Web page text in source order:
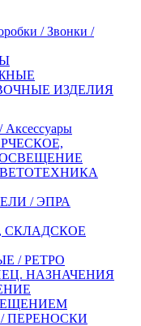
/ Звонки /
ИЗДЕЛИЯ
Аксессуары
/ ЭПРА
/ РЕТРО
НАЗНАЧЕНИЯ
ПЕРЕНОСКИ